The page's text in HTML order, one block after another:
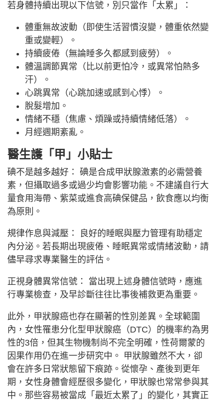
若身體持續出現以下信號，別只當作「太累」：
體重無故波動（即使生活習慣沒變，體重依然變
重或變輕）。
持續疲倦（無論睡多久都感到疲勞）。
體溫調節異常（比以前更怕冷，或異常怕熱多
汗）。
心跳異常（心跳加速或感到心悸）。
脫髮增加。
情緒不穩（焦慮、煩躁或持續情緒低落）。
月經週期紊亂。
醫生護「甲」小貼士
碘不是越多越好： 碘是合成甲狀腺激素的必需營養
素，但攝取過多或過少均會影響功能。不建議自行大
量食用海帶、紫菜或進食高碘保健品，飲食應以均衡
為原則。
規律作息與減壓： 良好的睡眠與壓力管理有助穩定
內分泌。若長期出現疲倦、睡眠異常或情緒波動，請
儘早尋求專業醫生的評估。
正視身體異常信號： 當出現上述身體信號時，應進
行專業檢查，及早診斷往往比事後補救更為重要。
此外，甲狀腺癌也存在顯著的性別差異。全球範圍
內，女性罹患分化型甲狀腺癌（DTC）的機率約為男
性的3倍，但其生物機制尚不完全明確，性荷爾蒙的
因果作用仍在進一步研究中。 甲狀腺雖然不大，卻
會在許多日常狀態留下痕跡。從懷孕、產後到更年
期，女性身體會經歷很多變化，甲狀腺也常常參與其
中。那些容易被當成「最近太累了」的變化，其實正